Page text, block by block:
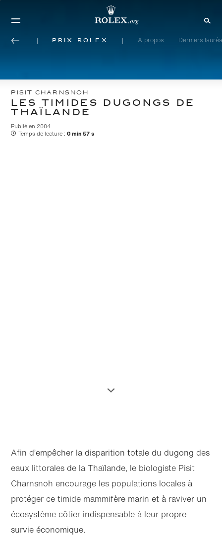
Prix Rolex À propos Derniers
PISIT CHARNSNOH
LES TIMIDES DUGONGS DE
THAÏLANDE
Publié en 2004
Temps de lecture : 0 min 57 s
Afin d’empêcher la disparition totale du dugong des
eaux littorales de la Thaïlande, le biologiste Pisit
Charnsnoh encourage les populations locales à
protéger ce timide mammifère marin et à raviver un
écosystème côtier indispensable à leur propre
survie économique.